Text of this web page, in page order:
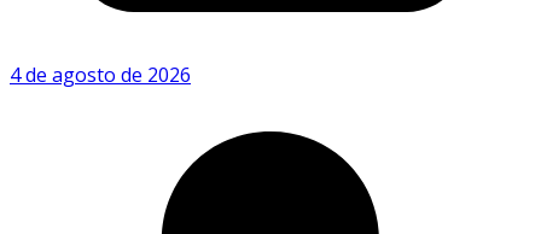
4 de agosto de 2026